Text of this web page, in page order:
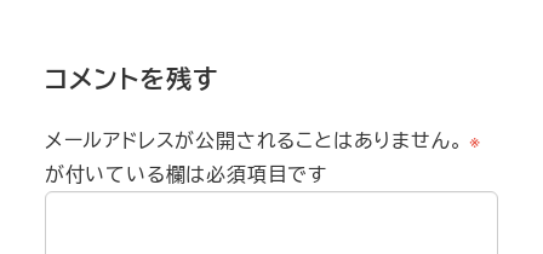
コメントを残す
メールアドレスが公開されることはありません。 ※
が付いている欄は必須項目です